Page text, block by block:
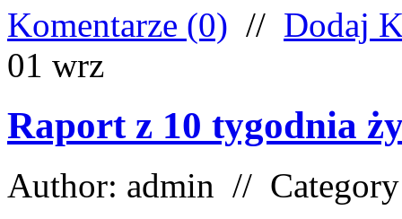
Komentarze (0) // Dodaj
01 wrz
Raport z 10 tygodnia
Author: admin //